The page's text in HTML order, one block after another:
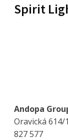
Spirit
Andopa
Oravická 614/
827 577